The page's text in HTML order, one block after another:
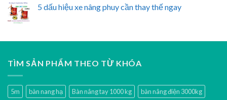
5 dấu hiệu xe nâng phuy cần thay thế ngay
TÌM SẢN PHẨM THEO TỪ KHÓA
5m bàn nang hạ Bàn nâng tay 1000 kg
bàn nâng điện 3000kg